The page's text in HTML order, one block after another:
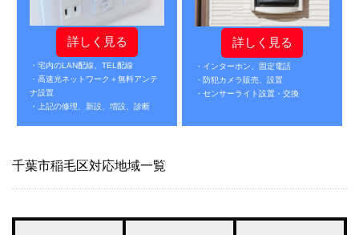
詳しく見る
・宅内のLAN配線、TEL配線
・高速光ネットワーク＋無料アンテ
ナ設置
・上記の修理、新設、増設、診断
詳しく見る
・インターホン、固定電話
・防犯カメラ販売、設置
・センサーライト設置・交換
千葉市稲毛区対応地域一覧